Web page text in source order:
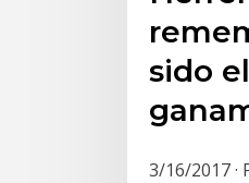
sido
3/16/2017